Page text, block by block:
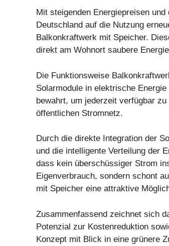
Mit steigenden Energiepreisen
Deutschland auf die Nutzung
Balkonkraftwerk mit Speicher.
direkt am Wohnort saubere
Die Funktionsweise
Solarmodule in elektrische
bewahrt, um jederzeit verfügbar
öffentlichen Stromnetz.
Durch die direkte Integration der
und die intelligente Verteilung der
dass kein überschüssiger Strom
Eigenverbrauch, sondern schont
mit Speicher eine attraktive
Zusammenfassend zeichnet sich
Potenzial zur Kostenreduktion
Konzept mit Blick in eine grünere